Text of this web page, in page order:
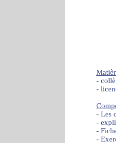
-
-
- Les
-
-
-